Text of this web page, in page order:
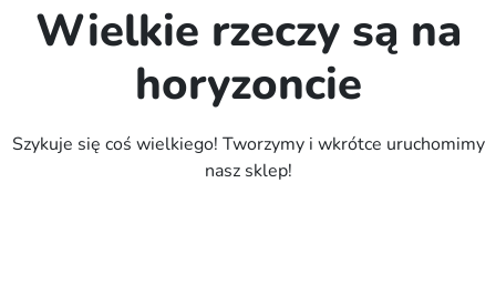
Wielkie rzeczy są na
horyzoncie
Szykuje się coś wielkiego! Tworzymy i wkrótce uruchomimy
nasz sklep!